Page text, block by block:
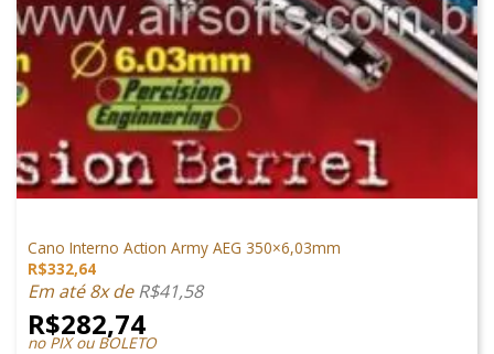
Cano Interno Action Army AEG 350×6,03mm
R$332,64
Em até 8x deR$41,58
R$282,74
no PIX ou BOLETO